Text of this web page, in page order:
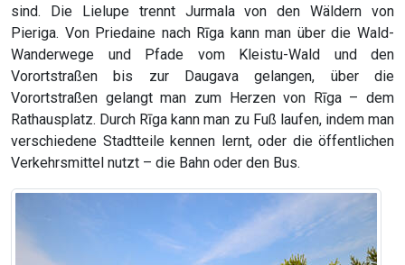
sind. Die Lielupe trennt Jurmala von den Wäldern von
Pieriga. Von Priedaine nach Rīga kann man über die Wald-
Wanderwege und Pfade vom Kleistu-Wald und den
Vorortstraßen bis zur Daugava gelangen, über die
Vorortstraßen gelangt man zum Herzen von Rīga – dem
Rathausplatz. Durch Rīga kann man zu Fuß laufen, indem man
verschiedene Stadtteile kennen lernt, oder die öffentlichen
Verkehrsmittel nutzt – die Bahn oder den Bus.